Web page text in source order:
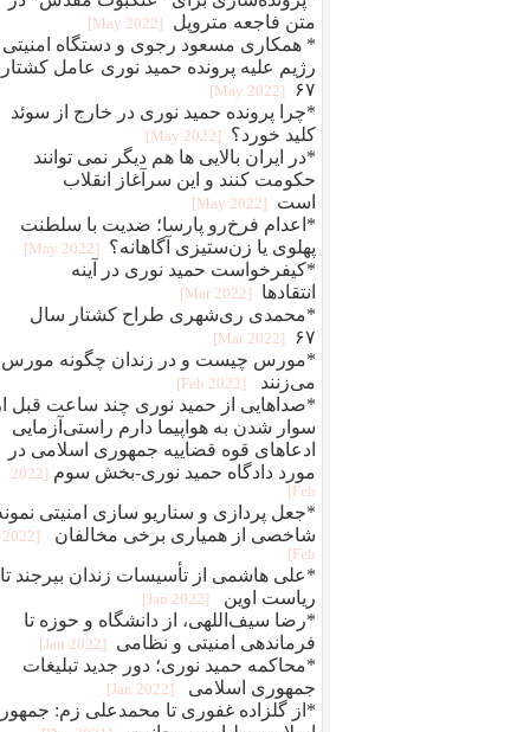
متن فاجعه متروپل
[2022 May]
* همکاری مسعود رجوی و دستگاه امنیتی
رژیم علیه پرونده حمید نوری عامل کشتار
۶۷
[2022 May]
*چرا پرونده حمید نوری در خارج از سوئد
کلید خورد؟
[2022 May]
*در ایران بالایی ها هم دیگر نمی توانند
حکومت کنند و این سرآغاز انقلاب
است
[2022 May]
*اعدام فرخ‌رو پارسا؛ ضديت با سلطنت
پهلوی يا زن‌ستيزی آگاهانه؟
[2022 May]
*کیفرخواست حمید نوری در آینه
انتقادها
[2022 Mar]
*محمدی‌ ری‌شهری طراح کشتار سال
۶۷
[2022 Mar]
*مورس چیست و در زندان چگونه مورس
می‌زنند
[2022 Feb]
*صداهایی از حمید نوری چند ساعت قبل
سوار شدن به هواپیما دارم راستی‌آزمایی
ادعاهای قوه قضاییه جمهوری اسلامی در
مورد دادگاه حمید نوری-بخش سوم
[2022
Feb]
*جعل پردازی و سناريو سازی امنيتی
شاخصی از همياری برخی مخالفان
[2022
Feb]
*علی هاشمی از تأسیسات زندان بیرجند تا
ریاست اوین
[2022 Jan]
*رضا سیف‌اللهی، از دانشگاه و حوزه تا
فرماندهی امنیتی و نظامی
[2022 Jan]
*محاکمه حميد نوری؛ دور جديد تبلیغات
جمهوری اسلامی
[2022 Jan]
*از گلزاده غفوری تا محمدعلی زم: